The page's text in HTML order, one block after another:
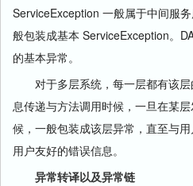
ServiceException 一般属于中间服
般包装成基本 ServiceException。
的基本异常。
对于多层系统，每一层都有该层
息传递与方法调用时候，一旦在某
候，一般包装成该层异常，直至与
用户友好的错误信息。
异常转译以及异常链